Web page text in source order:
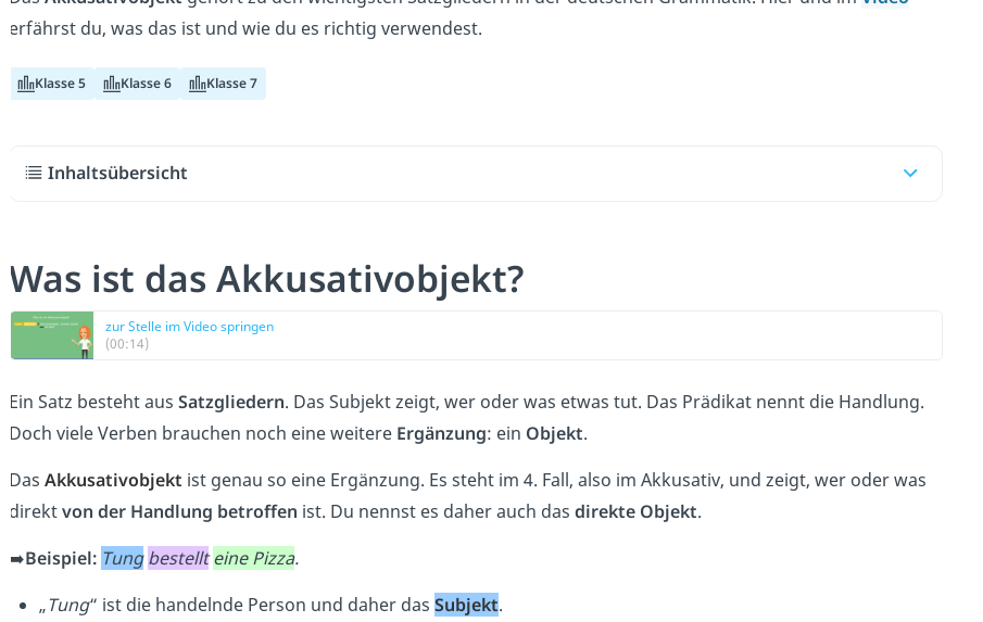
erfährst du, was das ist und wie du es richtig verwendest.
Klasse 5 Klasse 6 Klasse 7
Inhaltsübersicht
Was ist das Akkusativobjekt?
zur Stelle im Video springen
(00:14)
Ein Satz besteht aus Satzgliedern. Das Subjekt zeigt, wer oder was etwas tut. Das Prädikat nennt die Handlung.
Doch viele Verben brauchen noch eine weitere Ergänzung: ein Objekt.
Das Akkusativobjekt ist genau so eine Ergänzung. Es steht im 4. Fall, also im Akkusativ, und zeigt, wer oder was
direktvon der Handlung betroffen ist. Du nennst es daher auch das direkte Objekt.
➡️Beispiel: Tung bestellt eine Pizza.
„Tung“ ist die handelnde Person und daher das Subjekt.